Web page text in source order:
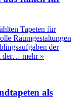
Tapeten für
Raumgestaltungen
der
der… mehr »
als